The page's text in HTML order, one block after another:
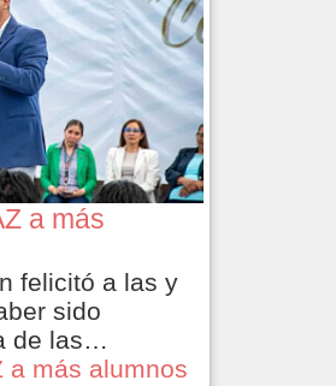
a más
felicitó a las y
sido
de las…
a más alumnos